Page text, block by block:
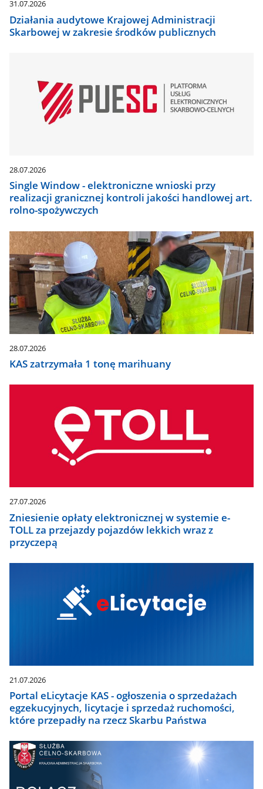
31.07.2026
Działania audytowe Krajowej Administracji
Skarbowej w zakresie środków publicznych
28.07.2026
Single Window - elektroniczne wnioski przy
realizacji granicznej kontroli jakości handlowej art.
rolno-spożywczych
28.07.2026
KAS zatrzymała 1 tonę marihuany
27.07.2026
Zniesienie opłaty elektronicznej w systemie e-
TOLL za przejazdy pojazdów lekkich wraz z
przyczepą
21.07.2026
Portal eLicytacje KAS - ogłoszenia o sprzedażach
egzekucyjnych, licytacje i sprzedaż ruchomości,
które przepadły na rzecz Skarbu Państwa